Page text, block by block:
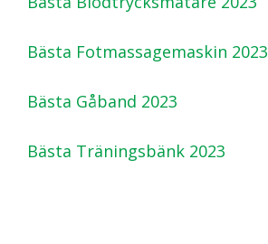
Bästa Fotmassagemaskin 2023
Bästa Gåband 2023
Bästa Träningsbänk 2023